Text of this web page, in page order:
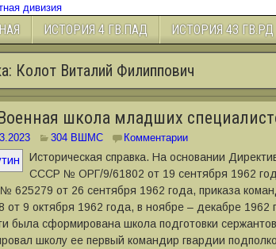
ИСТОРИЯ 4 ГВ.ПАД ИСТОРИЯ 43 ГВ.РД
Колот Виталий Филиппович
школа младших
304 ВШМС Комментарии
Историческая справка. На основании
СССР № ОРГ/9/61802 от 19 сентября 1962
625279 от 26 сентября 1962 года, приказа
от 9 октября 1962 года, в ноябре – декабре 1962
была сформирована школа подготовки
школу ее первый командир гвардии